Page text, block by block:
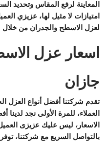
المعاينة لرفع المقاس وتحديد
امتيازات لا مثيل لها، عزيزي
لعزل الاسطح والجدران من خلال
اسعار عزل
جازان
تقدم شركتنا أفضل أنواع العزل
العملاء، للمرة الأولى نجد لدينا
الاسعار، ليس عليك عزيزى
بالتواصل السريع مع شركتنا،